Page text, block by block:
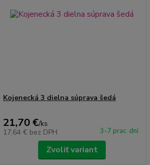
Kojenecká 3 dielna súprava šedá
21,70 €/ks
17,64 € bez DPH 3-7 prac. dní
Zvoliť variant